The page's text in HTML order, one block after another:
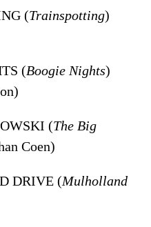
(Trainspotting)
(Boogie Nights)
(The Big
Coen)
DRIVE (Mulholland